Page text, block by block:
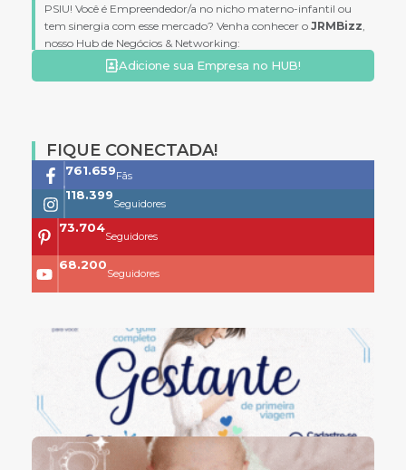
PSIU! Você é Empreendedor/a no nicho materno-infantil ou
tem sinergia com esse mercado? Venha conhecer o JRMBizz
nosso Hub de Negócios & Networking:
Adicione sua Empresa no HUB!
FIQUE CONECTADA!
761.659Fãs
118.399
Seguidores
73.704
Seguidores
68.200
Seguidores